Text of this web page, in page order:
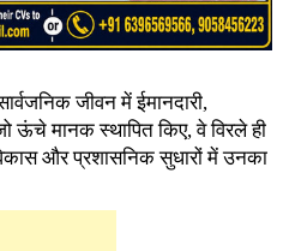
जीवन में ईमानदारी,
ऊंचे मानक स्थापित किए, वे विरले ही
और प्रशासनिक सुधारों में उनका